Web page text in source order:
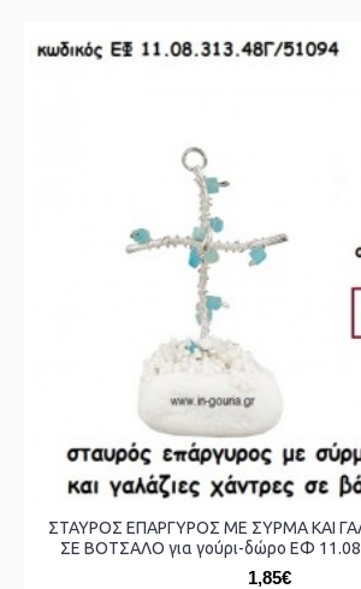
ΣΤΑΥΡΟΣ ΕΠΑΡΓΥΡΟΣ ΜΕ ΣΥΡΜΑ ΚΑΙ
ΣΕ ΒΟΤΣΑΛΟ για γούρι-δώρο ΕΦ
1,85€